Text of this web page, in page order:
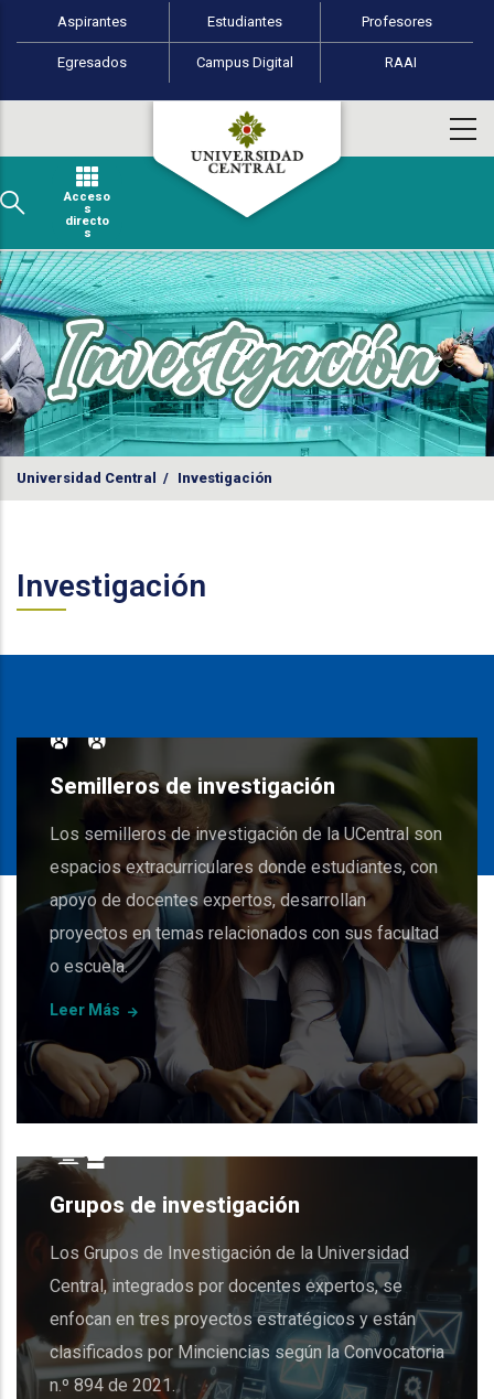
Pasar al contenido principal
Perfiles de usuario
Aspirantes Estudiantes Profesores
Egresados Campus Digital RAAI
Acceso
s
directo
s
Universidad Central / Investigación
Investigación
Semilleros de investigación
Los semilleros de investigación de la UCentral son
espacios extracurriculares donde estudiantes, con
apoyo de docentes expertos, desarrollan
proyectos en temas relacionados con sus facultad
o escuela.
Leer Más
Grupos de investigación
Los Grupos de Investigación de la Universidad
Central, integrados por docentes expertos, se
enfocan en tres proyectos estratégicos y están
clasificados por Minciencias según la Convocatoria
n.º 894 de 2021.